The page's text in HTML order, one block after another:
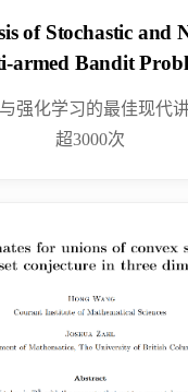
of Stochastic and
armed Bandit
强化学习的最佳现代
超3000次